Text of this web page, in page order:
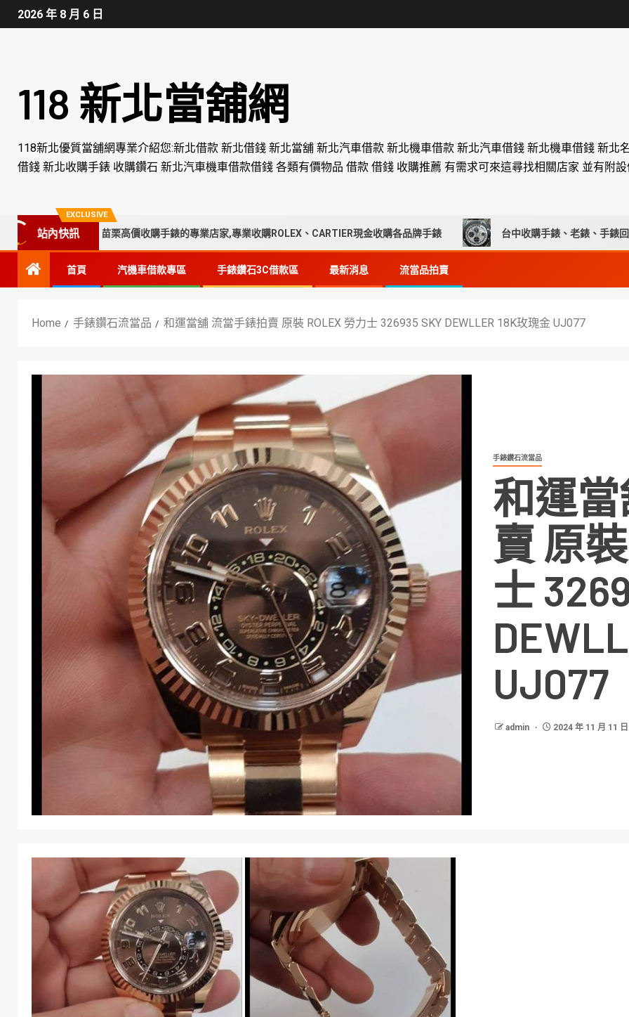
2026 年 8 月 6 日
118 新北當舖網
118新北優質當舖網專業介紹您:新北借款 新北借錢 新北當舖 新北汽車借款 新北機車借款 新北汽車借錢 新北機車借錢 新
借錢 新北收購手錶 收購鑽石 新北汽車機車借款借錢 各類有價物品 借款 借錢 收購推薦 有需求可來這尋找相關店家 並有附
EXCLUSIVE
站內快訊
、南投、苗栗高價收購手錶的專業店家,專業收購ROLEX、CARTIER現金收購各品牌手錶 台中收購手錶、老錶、手錶回收推薦｜
首頁 汽機車借款專區 手錶鑽石3C借款區 最新消息 流當品拍賣
Home 手錶鑽石流當品 和運當舖 流當手錶拍賣 原裝 ROLEX 勞力士 326935 SKY DEWLLER 18K玫瑰金 UJ077
手錶鑽石流當品
和運
賣 原
士
UJ077
admin 2024 年 11 月 11 日